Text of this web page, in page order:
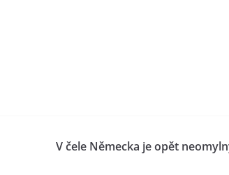
V čele Německa je opět